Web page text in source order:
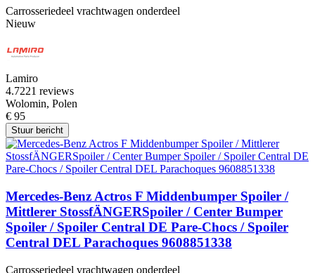
Carrosseriedeel vrachtwagen onderdeel
Nieuw
Lamiro
4.7221 reviews
Wolomin, Polen
€ 95
Stuur bericht
Mercedes-Benz Actros F Middenbumper Spoiler /
Mittlerer StossfÄNGERSpoiler / Center Bumper
Spoiler / Spoiler Central DE Pare-Chocs / Spoiler
Central DEL Parachoques 9608851338
Carrosseriedeel vrachtwagen onderdeel